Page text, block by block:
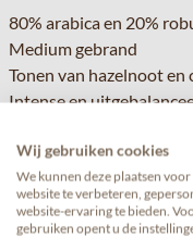
80% arabica en 20%
Medium gebrand
Tonen van hazelnoot en
Intense en
De Musetti
koffiemelange. Met zijn
aanhoudende afdronk,
Wij gebruiken cookies
We kunnen deze plaatsen
website te verbeteren,
website-ervaring te bieden.
gebruiken opent u de